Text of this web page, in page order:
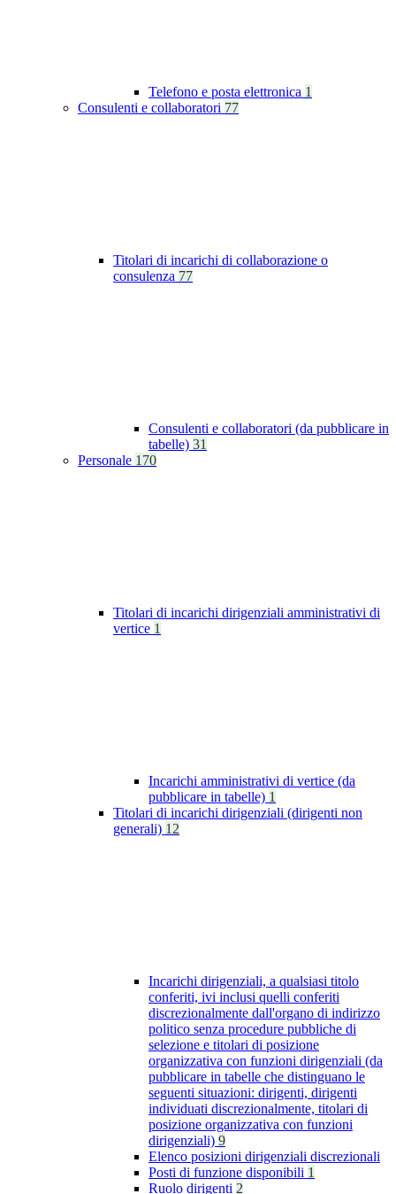
Telefono e posta elettronica 1
Consulenti e collaboratori 77
Titolari di incarichi di collaborazione o
consulenza 77
Consulenti e collaboratori (da pubblicare in
tabelle) 31
Personale 170
Titolari di incarichi dirigenziali amministrativi di
vertice 1
Incarichi amministrativi di vertice (da
pubblicare in tabelle) 1
Titolari di incarichi dirigenziali (dirigenti non
generali) 12
Incarichi dirigenziali, a qualsiasi titolo
conferiti, ivi inclusi quelli conferiti
discrezionalmente dall'organo di indirizzo
politico senza procedure pubbliche di
selezione e titolari di posizione
organizzativa con funzioni dirigenziali (da
pubblicare in tabelle che distinguano le
seguenti situazioni: dirigenti, dirigenti
individuati discrezionalmente, titolari di
posizione organizzativa con funzioni
dirigenziali) 9
Elenco posizioni dirigenziali discrezionali
Posti di funzione disponibili 1
Ruolo dirigenti 2